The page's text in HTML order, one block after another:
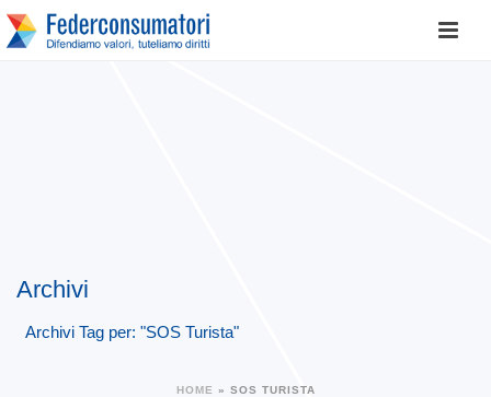
Archivi
Archivi Tag per: "SOS Turista"
HOME » SOS TURISTA